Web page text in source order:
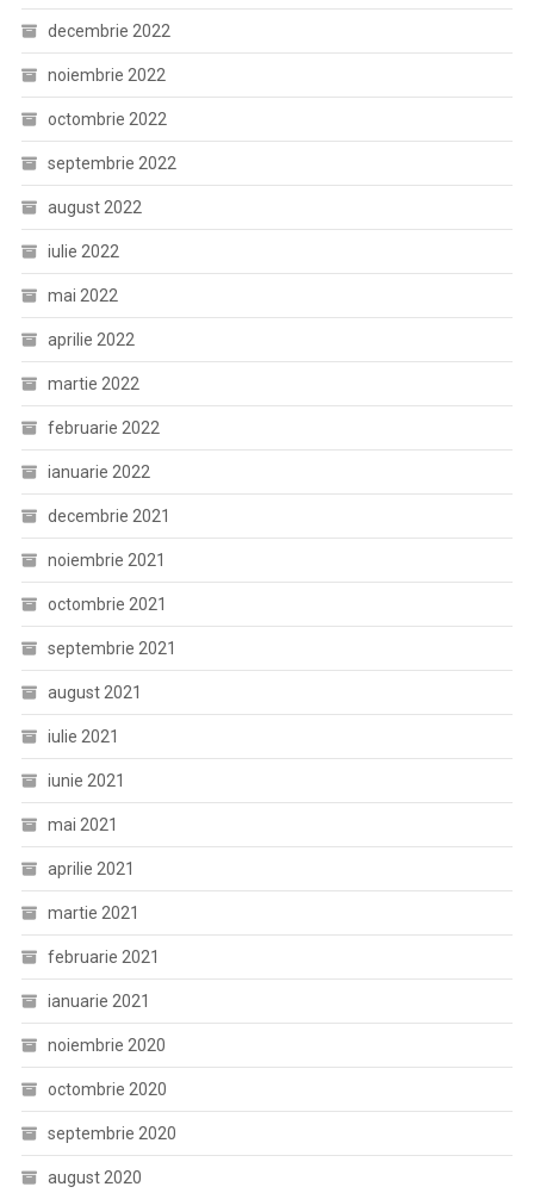
decembrie 2022
noiembrie 2022
octombrie 2022
septembrie 2022
august 2022
iulie 2022
mai 2022
aprilie 2022
martie 2022
februarie 2022
ianuarie 2022
decembrie 2021
noiembrie 2021
octombrie 2021
septembrie 2021
august 2021
iulie 2021
iunie 2021
mai 2021
aprilie 2021
martie 2021
februarie 2021
ianuarie 2021
noiembrie 2020
octombrie 2020
septembrie 2020
august 2020